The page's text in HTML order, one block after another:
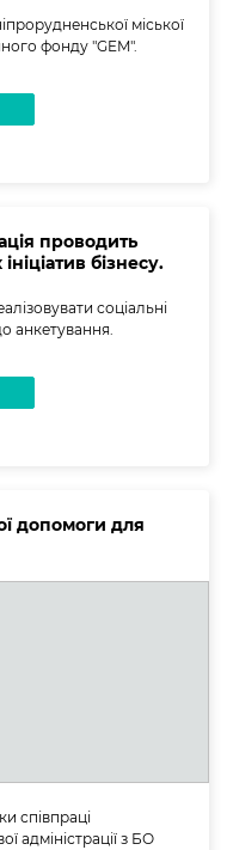
міської
фонду "GEM".
проводить
бізнесу.
соціальні
анкетування.
допомоги для
співпраці
адміністрації з БО